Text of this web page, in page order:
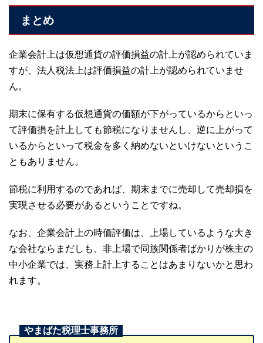
まとめ
企業会計上は仮想通貨の評価損益の計上が認められていま
すが、法人税法上は評価損益の計上が認められていませ
ん。
期末に保有する仮想通貨の価額が下がっているからといっ
て評価損を計上しても節税になりませんし、逆に上がって
いるからといって税金を多く納めないといけないというこ
ともありません。
節税に利用するのであれば、期末までに売却して売却損を
実現させる必要があるということですね。
なお、企業会計上の時価評価は、上場しているような大き
な会社ならまだしも、非上場で同族関係者ばかりが株主の
中小企業では、実務上計上することはあまりないかと思わ
れます。